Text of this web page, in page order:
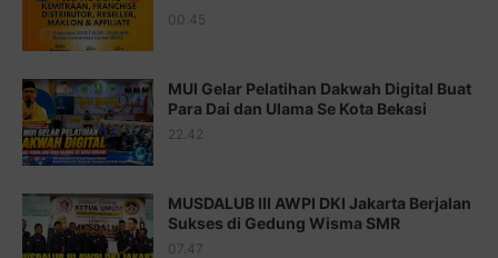
Juz 15 ⇨http://j.mp/2bFRQIM
Juz 17 ⇨http://j.mp/2brHsFz
Juz 18 ⇨http://j.mp/2b8SCfc
Juz 19 ⇨http://j.mp/2bFSq95
Juz 20 ⇨http://j.mp/2brI1zc
00.45
MUI Gelar Pelatihan Dakwah Digital Buat
Para Dai dan Ulama Se Kota Bekasi
22.42
MUSDALUB III AWPI DKI Jakarta Berjalan
Sukses di Gedung Wisma SMR
07.47